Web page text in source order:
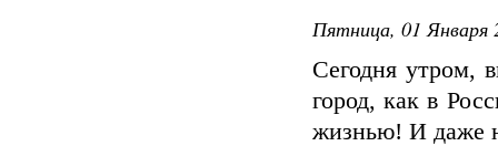
Пятница, 01 Января
Сегодня утром,
город, как в
жизнью! И даже